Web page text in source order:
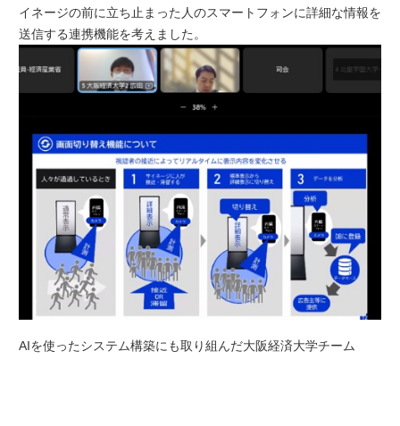
イネージの前に立ち止まった人のスマートフォンに詳細な情報を
送信する連携機能を考えました。
AIを使ったシステム構築にも取り組んだ大阪経済大学チーム